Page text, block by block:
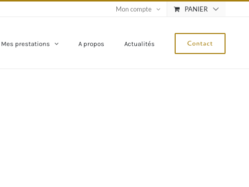
Mon compte PANIER
Mes prestations A propos Actualités Contact